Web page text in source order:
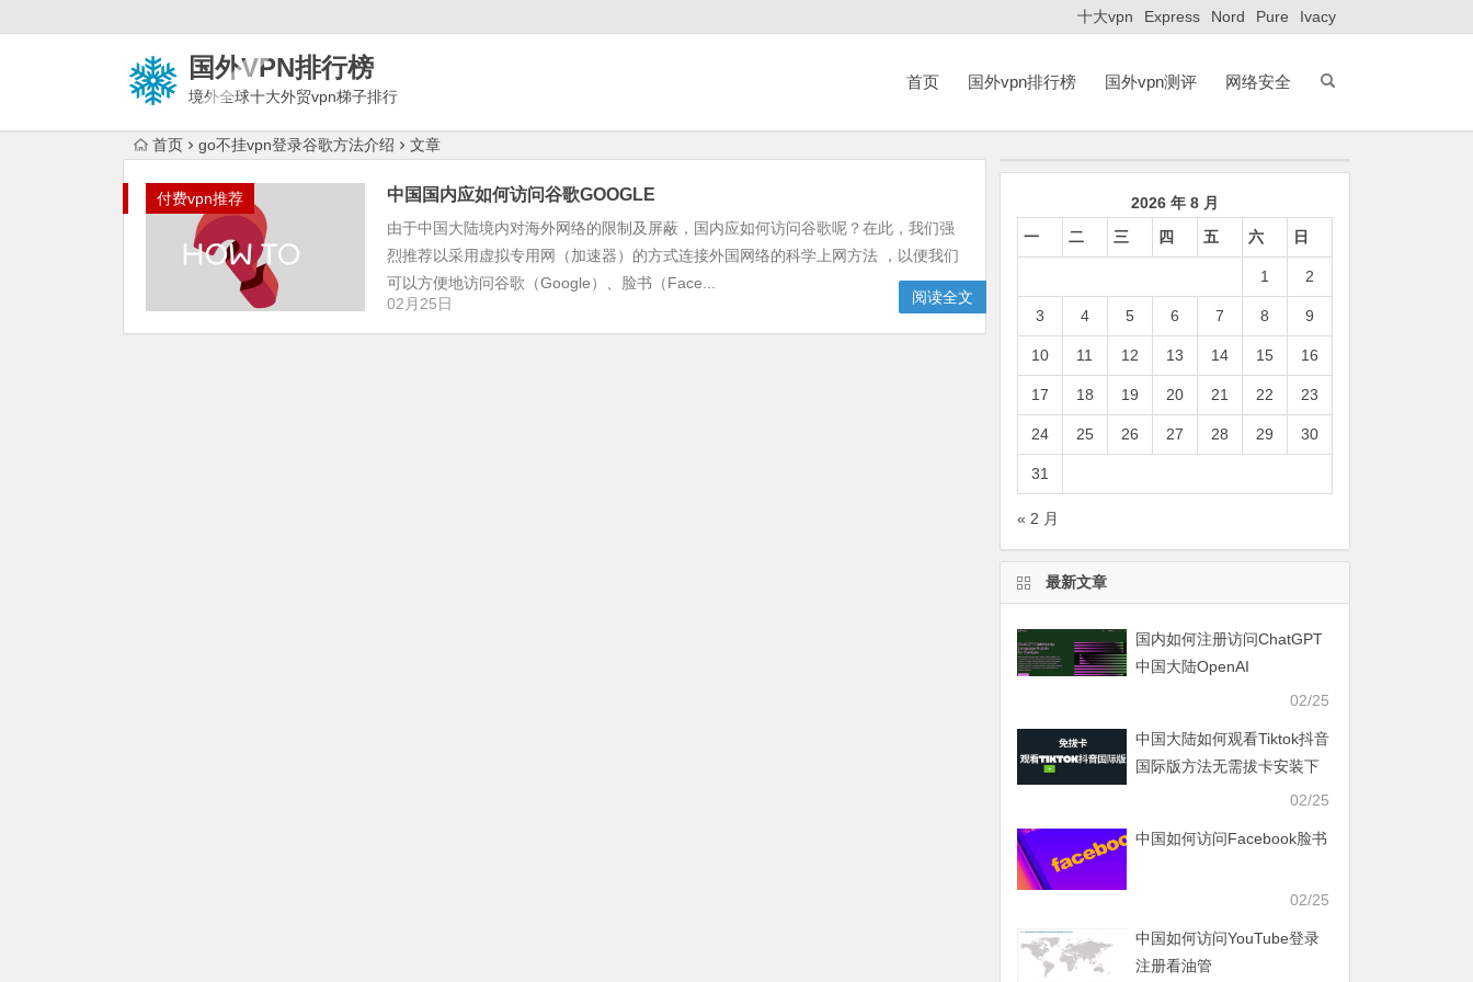
十大vpn Express Nord Pure Ivacy
国外VPN排行榜
境外全球十大外贸vpn梯子排行
首页 国外vpn排行榜 国外vpn测评 网络安全
首页 go不挂vpn登录谷歌方法介绍 文章
付费vpn推荐 中国国内应如何访问谷歌GOOGLE
由于中国大陆境内对海外网络的限制及屏蔽，国内应如何访问谷歌呢？在此，我们强
烈推荐以采用虚拟专用网（加速器）的方式连接外国网络的科学上网方法 ，以便我们
可以方便地访问谷歌（Google）、脸书（Face...
02月25日
阅读全文
2026 年 8 月
一
二 三 四 五 六 日
1 2
3 4 5 6 7 8 9
10 11 12 13 14 15 16
17 18 19 20 21 22 23
24 25 26 27 28 29 30
31
« 2 月
最新文章
国内如何注册访问ChatGPT
中国大陆OpenAI
02/25
中国大陆如何观看Tiktok抖音
国际版方法无需拔卡安装下
02/25
中国如何访问Facebook脸书
02/25
中国如何访问YouTube登录
注册看油管